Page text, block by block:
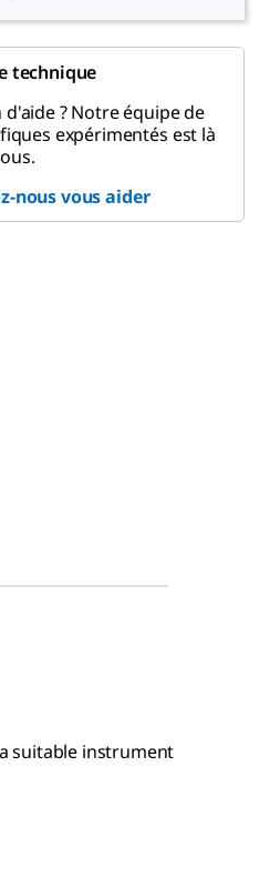
technique
d'aide ? Notre équipe de
expérimentés est là
nous vous aider
suitable instrument